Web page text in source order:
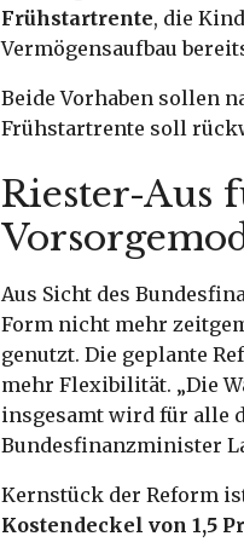
Frühstartrente, die
Vermögensaufbau
Beide Vorhaben sollen
Frühstartrente soll
Riester-Aus
Aus Sicht des
Form nicht mehr
genutzt. Die geplante
mehr Flexibilität. „Die
insgesamt wird für alle
Bundesfinanzminister
Kernstück der Reform
Kostendeckel von 1,5